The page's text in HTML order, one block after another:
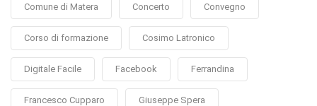
Comune di Matera Concerto Convegno
Corso di formazione Cosimo Latronico
Digitale Facile Facebook Ferrandina
Francesco Cupparo Giuseppe Spera